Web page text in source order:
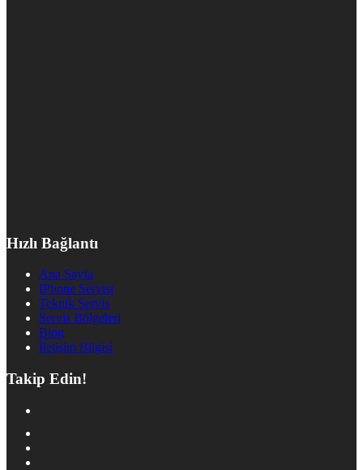
Hızlı Bağlantı
Ana Sayfa
IPhone Servisi
Teknik Servis
Servis Bölgeleri
Blog
İletişim Bilgisi
Takip Edin!